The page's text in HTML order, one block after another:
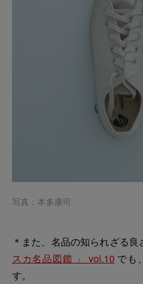
写真：本多康司
＊また、名品の知られざる
スカ名品図鑑 」 vol.10 でも
す。